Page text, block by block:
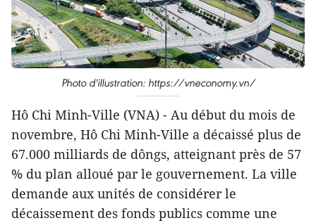
Photo d'illustration: https://vneconomy.vn/
Hô Chi Minh-Ville (VNA) - Au début du mois de
novembre, Hô Chi Minh-Ville a décaissé plus de
67.000 milliards de dôngs, atteignant près de 57
% du plan alloué par le gouvernement. La ville
demande aux unités de considérer le
décaissement des fonds publics comme une